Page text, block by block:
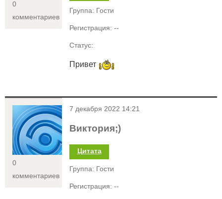
0
комментариев
Группа: Гости
Регистрация: --
Статус:
Привет
<
0
комментариев
7 декабря 2022 14:21
Виктория;)
Цитата
Группа: Гости
Регистрация: --